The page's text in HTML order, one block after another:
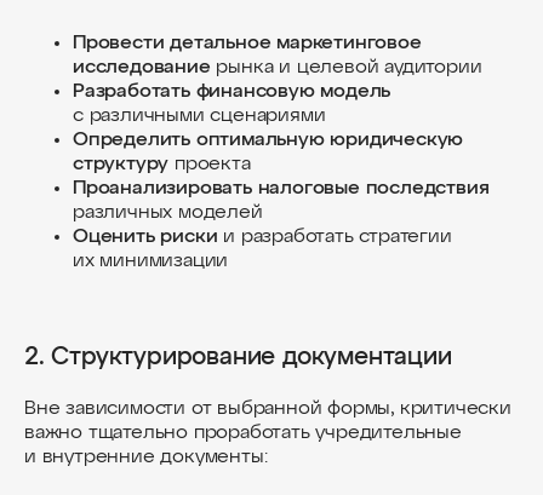
Провести детальное маркетинговое
исследование рынка и целевой аудитории
Разработать финансовую модель
с различными сценариями
Определить оптимальную юридическую
структуру проекта
Проанализировать налоговые последствия
различных моделей
Оценить риски и разработать стратегии
их минимизации
2. Структурирование документации
Вне зависимости от выбранной формы, критически
важно тщательно проработать учредительные
и внутренние документы: